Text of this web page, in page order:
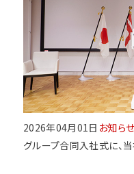
2026年04月01日 お知らせ
グループ合同入社式に、